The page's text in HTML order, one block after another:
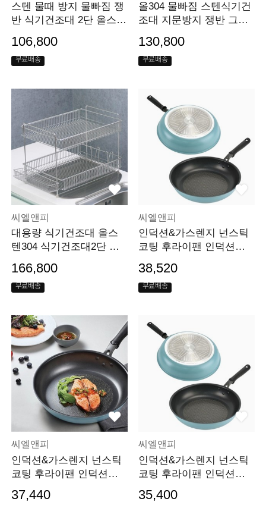
스텐 물때 방지 물빠짐 쟁
반 식기건조대 2단 올스텐
106,800
무료배송
올304 물빠짐 스텐식기건
조대 지문방지 쟁반 그릇
130,800
무료배송
씨엘앤피
대용량 식기건조대 올스
텐304 식기건조대2단 설
166,800
무료배송
씨엘앤피
인덕션&가스렌지 넌스틱
코팅 후라이팬 인덕션팬 I
38,520
무료배송
씨엘앤피
인덕션&가스렌지 넌스틱
코팅 후라이팬 인덕션팬 I
37,440
씨엘앤피
인덕션&가스렌지 넌스틱
코팅 후라이팬 인덕션팬 I
35,400